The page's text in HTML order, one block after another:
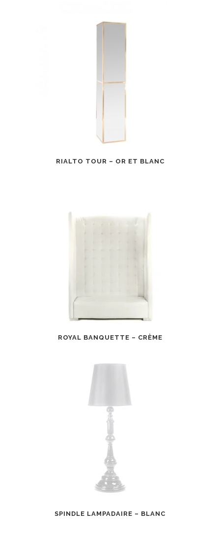
RIALTO TOUR – OR ET BLANC
ROYAL BANQUETTE – CRÈME
SPINDLE LAMPADAIRE – BLANC